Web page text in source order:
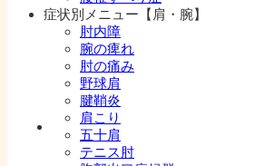
症状別メニュー【肩・腕】
肘内障
腕の痺れ
肘の痛み
野球肩
腱鞘炎
肩こり
五十肩
テニス肘